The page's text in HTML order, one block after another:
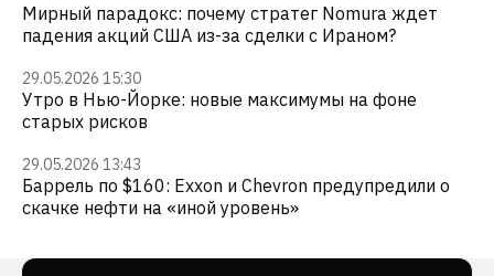
Мирный парадокс: почему стратег Nomura ждет
падения акций США из-за сделки с Ираном?
29.05.2026 15:30
Утро в Нью-Йорке: новые максимумы на фоне
старых рисков
29.05.2026 13:43
Баррель по $160: Exxon и Chevron предупредили о
скачке нефти на «иной уровень»